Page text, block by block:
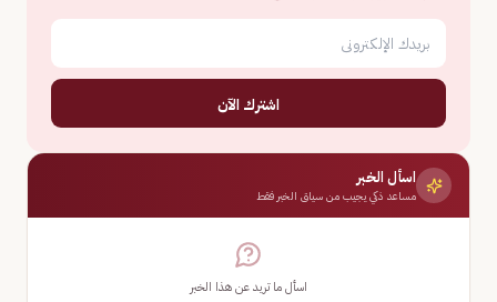
اشترك الآن
اسأل الخبر
مساعد ذكي يجيب من سياق الخبر فقط
اسأل ما تريد عن هذا الخبر